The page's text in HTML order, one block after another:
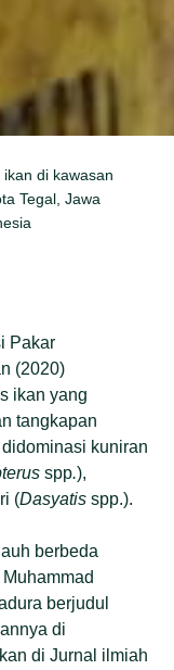
di kawasan
Tegal, Jawa
Pakar
(2020)
ikan yang
tangkapan
kuniran
spp.),
(Dasyatisspp.).
berbeda
berjudul
di
di Jurnal ilmiah